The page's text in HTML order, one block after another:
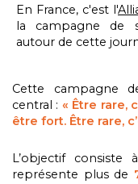
En France, c'est l'
la campagne de
autour de cette
Cette campagne
central : « Être rare,
être fort. Être rare,
L’objectif
représente plus de